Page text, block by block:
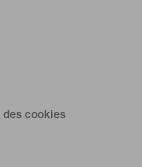
cookies